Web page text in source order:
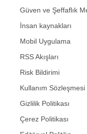
Güven ve Şeffaflık
İnsan kaynakları
Mobil Uygulama
RSS Akışları
Risk Bildirimi
Kullanım Sözleşmesi
Gizlilik Politikası
Çerez Politikası